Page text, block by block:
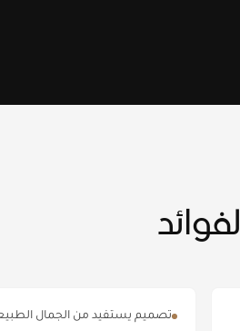
الفوائد
تصميم يستفيد من الجمال